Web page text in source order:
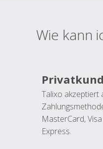
Wie kann
Talixo akzeptiert
MasterCard,
Express.